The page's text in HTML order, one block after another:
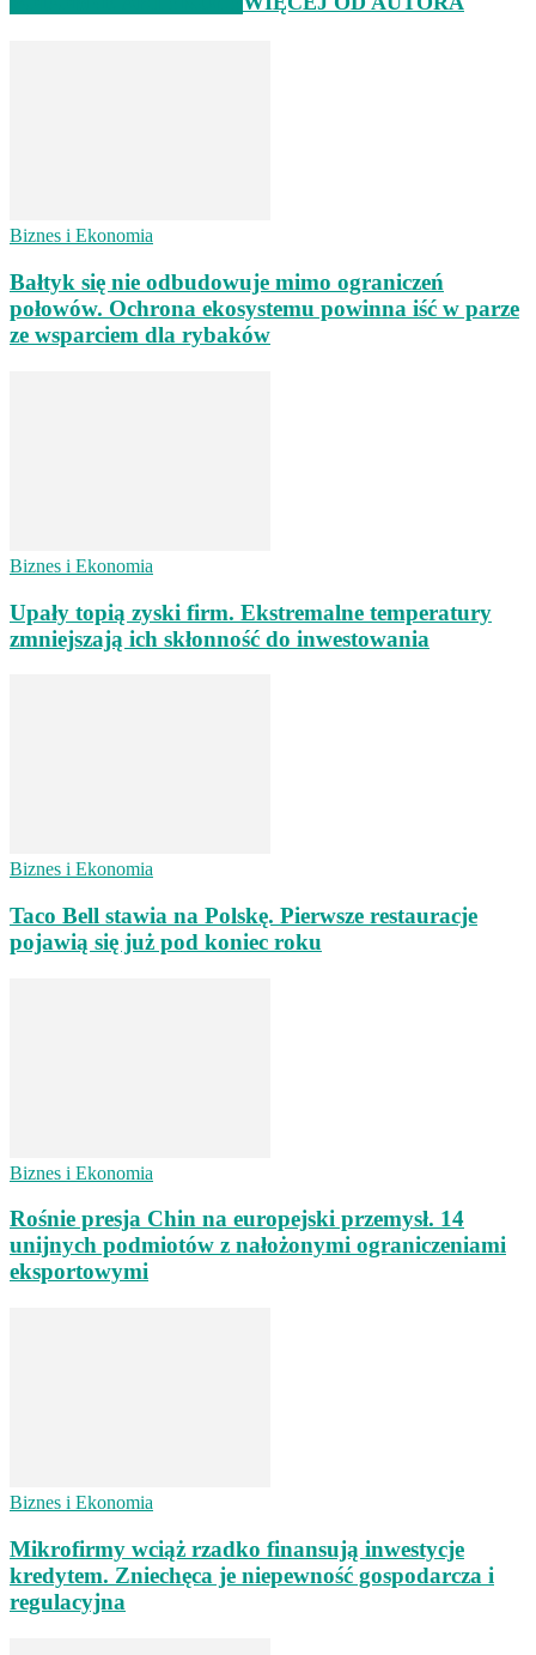
Biznes i Ekonomia
Bałtyk się nie odbudowuje mimo ograniczeń
połowów. Ochrona ekosystemu powinna iść w parze
ze wsparciem dla rybaków
Biznes i Ekonomia
Upały topią zyski firm. Ekstremalne temperatury
zmniejszają ich skłonność do inwestowania
Biznes i Ekonomia
Taco Bell stawia na Polskę. Pierwsze restauracje
pojawią się już pod koniec roku
Biznes i Ekonomia
Rośnie presja Chin na europejski przemysł. 14
unijnych podmiotów z nałożonymi ograniczeniami
eksportowymi
Biznes i Ekonomia
Mikrofirmy wciąż rzadko finansują inwestycje
kredytem. Zniechęca je niepewność gospodarcza i
regulacyjna